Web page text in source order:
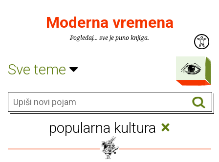
Moderna vremena
Pogledaj... sve je puno knjiga.
Sve teme
popularna kultura ×